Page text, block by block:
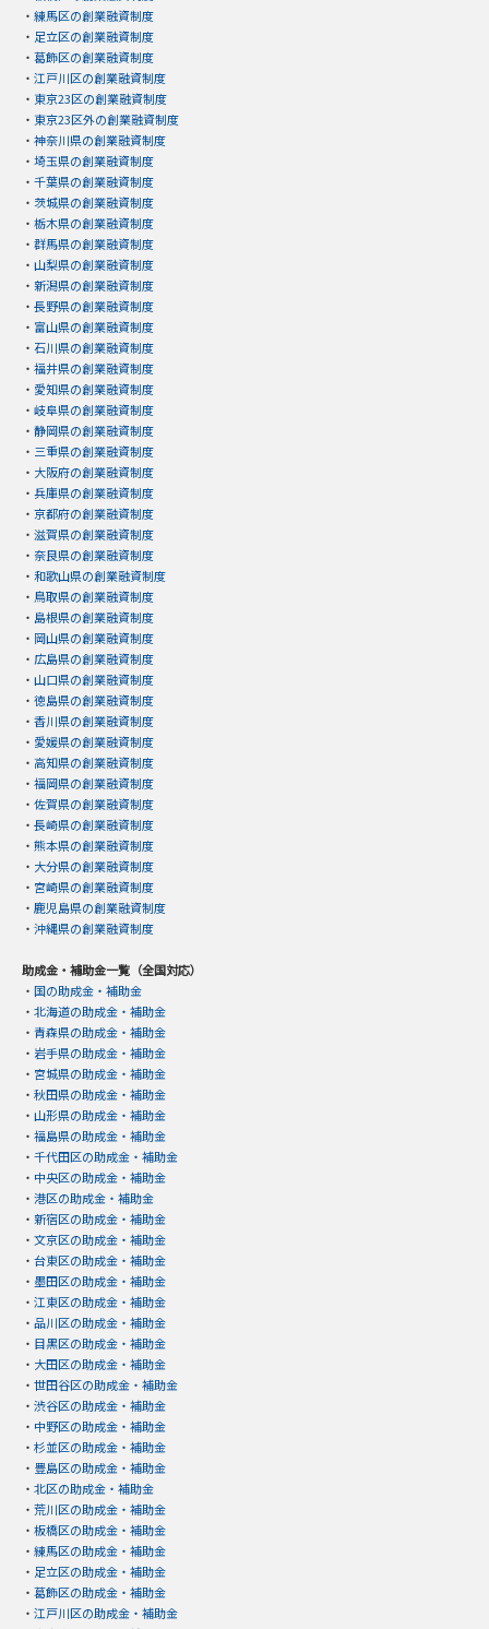
・ 練馬区の創業融資制度
・ 足立区の創業融資制度
・ 葛飾区の創業融資制度
・ 江戸川区の創業融資制度
・ 東京23区の創業融資制度
・ 東京23区外の創業融資制度
・ 神奈川県の創業融資制度
・ 埼玉県の創業融資制度
・ 千葉県の創業融資制度
・ 茨城県の創業融資制度
・ 栃木県の創業融資制度
・ 群馬県の創業融資制度
・ 山梨県の創業融資制度
・ 新潟県の創業融資制度
・ 長野県の創業融資制度
・ 富山県の創業融資制度
・ 石川県の創業融資制度
・ 福井県の創業融資制度
・ 愛知県の創業融資制度
・ 岐阜県の創業融資制度
・ 静岡県の創業融資制度
・ 三重県の創業融資制度
・ 大阪府の創業融資制度
・ 兵庫県の創業融資制度
・ 京都府の創業融資制度
・ 滋賀県の創業融資制度
・ 奈良県の創業融資制度
・ 和歌山県の創業融資制度
・ 鳥取県の創業融資制度
・ 島根県の創業融資制度
・ 岡山県の創業融資制度
・ 広島県の創業融資制度
・ 山口県の創業融資制度
・ 徳島県の創業融資制度
・ 香川県の創業融資制度
・ 愛媛県の創業融資制度
・ 高知県の創業融資制度
・ 福岡県の創業融資制度
・ 佐賀県の創業融資制度
・ 長崎県の創業融資制度
・ 熊本県の創業融資制度
・ 大分県の創業融資制度
・ 宮崎県の創業融資制度
・ 鹿児島県の創業融資制度
・ 沖縄県の創業融資制度
助成金・補助金一覧（全国対応）
・ 国の助成金・補助金
・ 北海道の助成金・補助金
・ 青森県の助成金・補助金
・ 岩手県の助成金・補助金
・ 宮城県の助成金・補助金
・ 秋田県の助成金・補助金
・ 山形県の助成金・補助金
・ 福島県の助成金・補助金
・ 千代田区の助成金・補助金
・ 中央区の助成金・補助金
・ 港区の助成金・補助金
・ 新宿区の助成金・補助金
・ 文京区の助成金・補助金
・ 台東区の助成金・補助金
・ 墨田区の助成金・補助金
・ 江東区の助成金・補助金
・ 品川区の助成金・補助金
・ 目黒区の助成金・補助金
・ 大田区の助成金・補助金
・ 世田谷区の助成金・補助金
・ 渋谷区の助成金・補助金
・ 中野区の助成金・補助金
・ 杉並区の助成金・補助金
・ 豊島区の助成金・補助金
・ 北区の助成金・補助金
・ 荒川区の助成金・補助金
・ 板橋区の助成金・補助金
・ 練馬区の助成金・補助金
・ 足立区の助成金・補助金
・ 葛飾区の助成金・補助金
・ 江戸川区の助成金・補助金